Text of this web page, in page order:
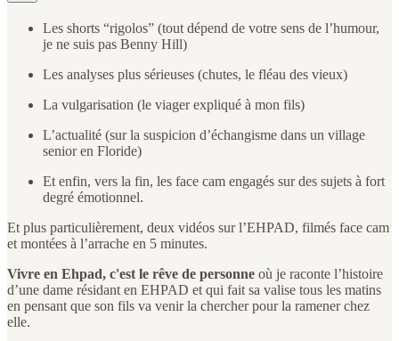
Les shorts “rigolos” (tout dépend de votre sens de l’humour,
je ne suis pas Benny Hill)
Les analyses plus sérieuses (chutes, le fléau des vieux)
La vulgarisation (le viager expliqué à mon fils)
L’actualité (sur la suspicion d’échangisme dans un village
senior en Floride)
Et enfin, vers la fin, les face cam engagés sur des sujets à fort
degré émotionnel.
Et plus particulièrement, deux vidéos sur l’EHPAD, filmés face cam
et montées à l’arrache en 5 minutes.
Vivre en Ehpad, c'est le rêve de personne où je raconte l’histoire
d’une dame résidant en EHPAD et qui fait sa valise tous les matins
en pensant que son fils va venir la chercher pour la ramener chez
elle.